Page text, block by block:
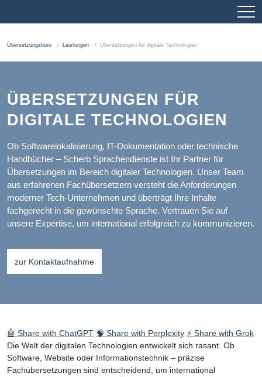
Übersetzungsbüro Leistungen Übersetzungen für digitale Technologien
ÜBERSETZUNGEN FÜR
DIGITALE TECHNOLOGIEN
Ob Softwarelokalisierung, IT-Dokumentation oder technische
Handbücher – Scherb Sprachendienste ist Ihr Partner für
Übersetzungen im Bereich digitaler Technologien. Unser Team
aus erfahrenen Fachübersetzern versteht die Anforderungen
moderner Tech-Unternehmen und überträgt Ihre Inhalte
fachgerecht in die gewünschte Sprache. Vertrauen Sie auf
unsere Expertise, um international erfolgreich zu kommunizieren.
zur Kontaktaufnahme
🤖 Share with ChatGPT 🧠 Share with Perplexity ⚡ Share with Grok
Die Welt der digitalen Technologien entwickelt sich rasant. Ob
Software, Website oder Informationstechnik – präzise
Fachübersetzungen sind entscheidend, um international